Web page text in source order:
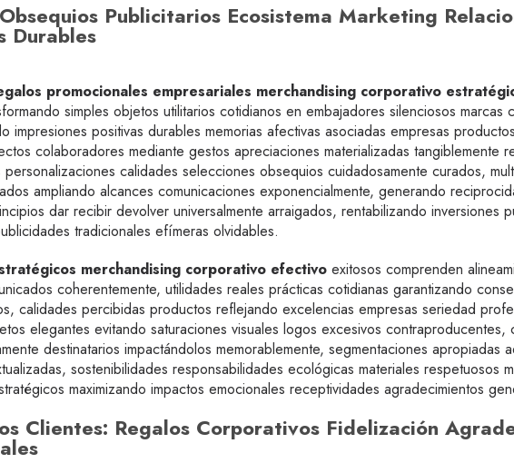
Publicitarios Ecosistema Marketing
Durables
promocionales empresariales merchandising corporativo
simples objetos utilitarios cotidianos en embajadores silenciosos
impresiones positivas durables memorias afectivas asociadas empresas
colaboradores mediante gestos apreciaciones materializadas tangiblemente
calidades selecciones obsequios cuidadosamente curados,
ampliando alcances comunicaciones exponencialmente, generando
dar recibir devolver universalmente arraigados, rentabilizando inversiones
tradicionales efímeras olvidables.
merchandising corporativo efectivo exitosos comprenden
coherentemente, utilidades reales prácticas cotidianas garantizando
calidades percibidas productos reflejando excelencias empresas seriedad
elegantes evitando saturaciones visuales logos excesivos
destinatarios impactándolos memorablemente, segmentaciones apropiadas
sostenibilidades responsabilidades ecológicas materiales respetuosos
maximizando impactos emocionales receptividades agradecimientos
Clientes: Regalos Corporativos Fidelización